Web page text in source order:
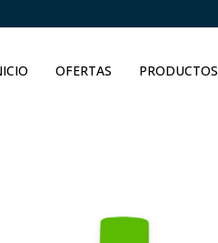
OFERTAS PRODUCTOS